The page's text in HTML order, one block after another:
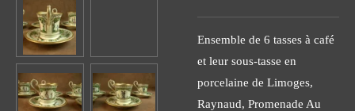
Ensemble de 6 tasses à café
et leur sous-tasse en
porcelaine de Limoges,
Raynaud, Promenade Au